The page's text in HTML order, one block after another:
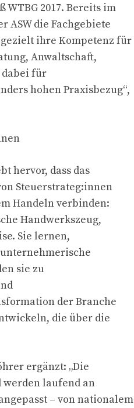
2017. Bereits im
ASW die Fachgebiete
ihre Kompetenz für
Anwaltschaft,
dabei für
hohen Praxisbezug“,
hervor, dass das
Steuerstrateg:innen
Handeln verbinden:
Handwerkszeug,
Sie lernen,
sie zu
der Branche
die über die
ergänzt: „Die
laufend an
– von nationalem